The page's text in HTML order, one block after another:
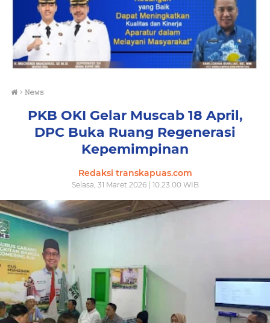
› 𝙽𝚎𝚠𝚜
PKB OKI Gelar Muscab 18 April,
DPC Buka Ruang Regenerasi
Kepemimpinan
Redaksi transkapuas.com
Selasa, 31 Maret 2026 | 10.23.00 WIB